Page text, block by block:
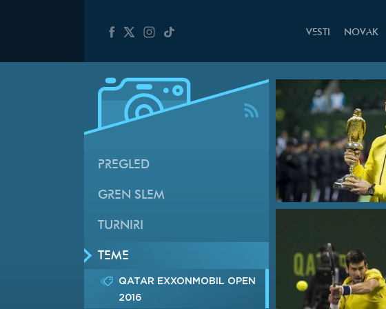
VESTI NOVAK
PREGLED
GREN SLEM
TURNIRI
TEME
QATAR EXXONMOBIL OPEN
2016